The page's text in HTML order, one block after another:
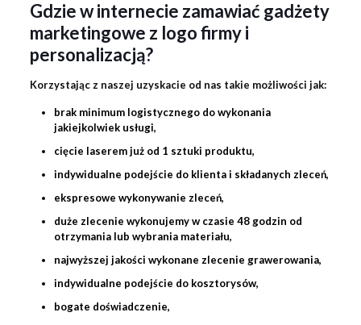
Gdzie w internecie zamawiać gadżety
marketingowe z logo firmy i
personalizacją?
Korzystając z naszej uzyskacie od nas takie możliwości jak:
brak minimum logistycznego do wykonania
jakiejkolwiek usługi,
cięcie laserem już od 1 sztuki produktu,
indywidualne podejście do klienta i składanych zleceń,
ekspresowe wykonywanie zleceń,
duże zlecenie wykonujemy w czasie 48 godzin od
otrzymania lub wybrania materiału,
najwyższej jakości wykonane zlecenie grawerowania,
indywidualne podejście do kosztorysów,
bogate doświadczenie,